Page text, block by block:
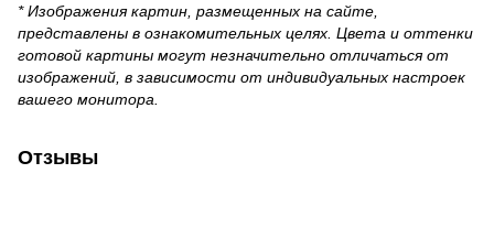
* Изображения картин, размещенных на сайте,
представлены в ознакомительных целях. Цвета и оттенки
готовой картины могут незначительно отличаться от
изображений, в зависимости от индивидуальных настроек
вашего монитора.
Отзывы